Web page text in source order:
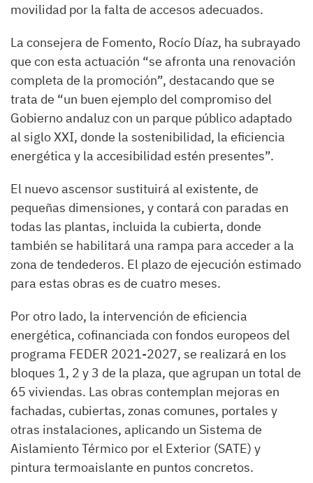
movilidad por la falta de accesos adecuados.
La consejera de Fomento, Rocío Díaz, ha subrayado
que con esta actuación “se afronta una renovación
completa de la promoción”, destacando que se
trata de “un buen ejemplo del compromiso del
Gobierno andaluz con un parque público adaptado
al siglo XXI, donde la sostenibilidad, la eficiencia
energética y la accesibilidad estén presentes”.
El nuevo ascensor sustituirá al existente, de
pequeñas dimensiones, y contará con paradas en
todas las plantas, incluida la cubierta, donde
también se habilitará una rampa para acceder a la
zona de tendederos. El plazo de ejecución estimado
para estas obras es de cuatro meses.
Por otro lado, la intervención de eficiencia
energética, cofinanciada con fondos europeos del
programa FEDER 2021-2027, se realizará en los
bloques 1, 2 y 3 de la plaza, que agrupan un total de
65 viviendas. Las obras contemplan mejoras en
fachadas, cubiertas, zonas comunes, portales y
otras instalaciones, aplicando un Sistema de
Aislamiento Térmico por el Exterior (SATE) y
pintura termoaislante en puntos concretos.